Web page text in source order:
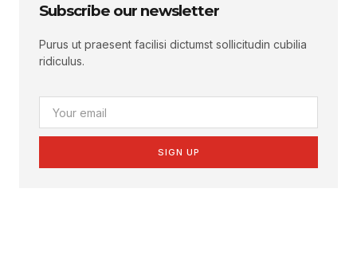
Subscribe our newsletter
Purus ut praesent facilisi dictumst sollicitudin cubilia
ridiculus.
SIGN UP